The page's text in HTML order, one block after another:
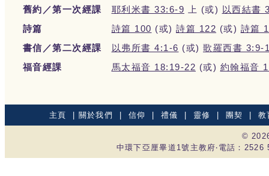
舊約／第一次經課
耶利米書 33:6-9 上 (或) 以西結書
詩篇
詩篇 100 (或)詩篇 122 (或) 詩篇
書信／第二次經課
以弗所書 4:1-6 (或)歌羅西書 3:9-
福音經課
馬太福音 18:19-22 (或) 約翰福音
主頁 關於我們 信仰 禮儀 靈修 團契 |教
©
中環下亞厘畢道1號主教府‧電話：